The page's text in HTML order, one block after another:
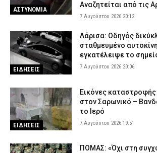
ΑΣΤΥΝΟΜΙΑ
Αναζητείται από τις
7 Αυγούστου 2026 20:12
ΕΙΔΗΣΕΙΣ
Λάρισα: Οδηγός
σταθμευμένο
εγκατέλειψε το
7 Αυγούστου 2026 20:06
ΕΙΔΗΣΕΙΣ
Εικόνες
στον Σαρωνικό –
το Ιερό
7 Αυγούστου 2026 19:51
ΠΟΜΑΣ: «Όχι στη